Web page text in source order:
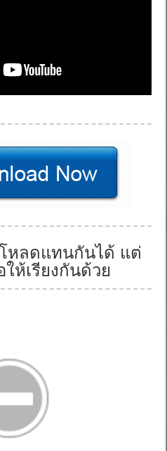
หลดแทนกันได้ แต่
ห้เรียงกันด้วย